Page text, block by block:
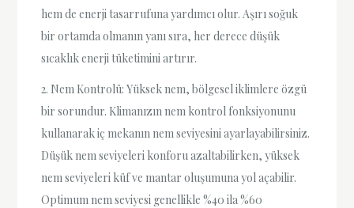
hem de enerji tasarrufuna yardımcı olur. Aşırı soğuk
bir ortamda olmanın yanı sıra, her derece düşük
sıcaklık enerji tüketimini artırır.
2. Nem Kontrolü: Yüksek nem, bölgesel iklimlere özgü
bir sorundur. Klimanızın nem kontrol fonksiyonunu
kullanarak iç mekanın nem seviyesini ayarlayabilirsiniz.
Düşük nem seviyeleri konforu azaltabilirken, yüksek
nem seviyeleri küf ve mantar oluşumuna yol açabilir.
Optimum nem seviyesi genellikle %40 ila %60